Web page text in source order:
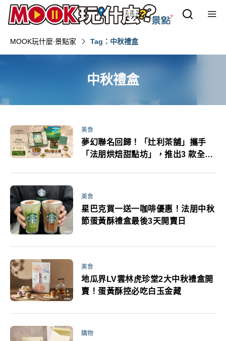
MOOK玩什麼‧景點家 Tag：中秋禮盒
中秋禮盒
美食
夢幻聯名回歸！「辻利茶舗」攜手
「法朋烘焙甜點坊」，推出3 款全新
美食
星巴克買一送一咖啡優惠！法朋中秋
節蛋黃酥禮盒最後3天開賣日
美食
地瓜界LV雲林虎珍堂2大中秋禮盒開
賣！蛋黃酥控必吃白玉金藏
購物